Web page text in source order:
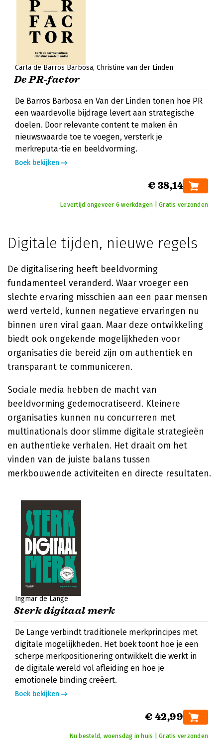
Carla de Barros Barbosa Christine van der Linden
De PR-factor
De Barros Barbosa en Van der Linden tonen hoe PR
een waardevolle bijdrage levert aan strategische
doelen. Door relevante content te maken én
nieuwswaarde toe te voegen, versterk je
merkreputa-tie en beeldvorming.
Boek bekijken
€ 38,14
Levertijd ongeveer 6 werkdagen | Gratis verzonden
Digitale tijden, nieuwe regels
De digitalisering heeft beeldvorming
fundamenteel veranderd. Waar vroeger een
slechte ervaring misschien aan een paar mensen
werd verteld, kunnen negatieve ervaringen nu
binnen uren viral gaan. Maar deze ontwikkeling
biedt ook ongekende mogelijkheden voor
organisaties die bereid zijn om authentiek en
transparant te communiceren.
Sociale media hebben de macht van
beeldvorming gedemocratiseerd. Kleinere
organisaties kunnen nu concurreren met
multinationals door slimme digitale strategieën
en authentieke verhalen. Het draait om het
vinden van de juiste balans tussen
merkbouwende activiteiten en directe resultaten.
Ingmar de Lange
Sterk digitaal merk
De Lange verbindt traditionele merkprincipes met
digitale mogelijkheden. Het boek toont hoe je een
scherpe merkpositionering ontwikkelt die werkt in
de digitale wereld vol afleiding en hoe je
emotionele binding creëert.
Boek bekijken
€ 42,99
Nu besteld, woensdag in huis | Gratis verzonden